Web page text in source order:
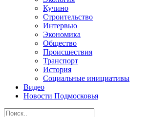
Кучино
Строительство
Интервью
Экономика
Общество
Происшествия
Транспорт
История
Социальные инициативы
Видео
Новости Подмосковья